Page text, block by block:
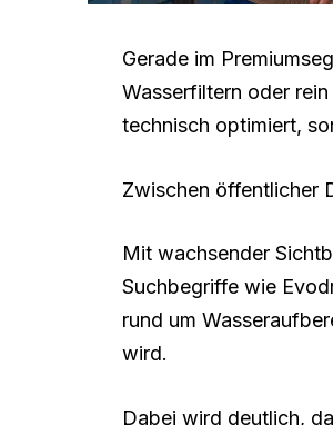
Gerade im
Wasserfiltern oder
technisch optimiert,
Zwischen öffentlicher
Mit wachsender
Suchbegriffe wie
rund um
wird.
Dabei wird deutlich,